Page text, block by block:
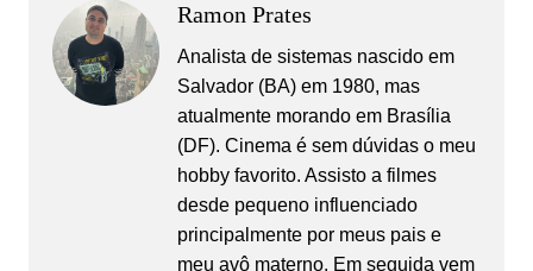
Ramon Prates
Analista de sistemas nascido em
Salvador (BA) em 1980, mas
atualmente morando em Brasília
(DF). Cinema é sem dúvidas o meu
hobby favorito. Assisto a filmes
desde pequeno influenciado
principalmente por meus pais e
meu avô materno. Em seguida vem